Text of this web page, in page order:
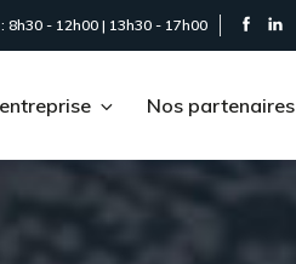
8h30 - 12h00 | 13h30 - 17h00
Nos partenaires